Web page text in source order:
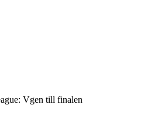
Vgen till finalen